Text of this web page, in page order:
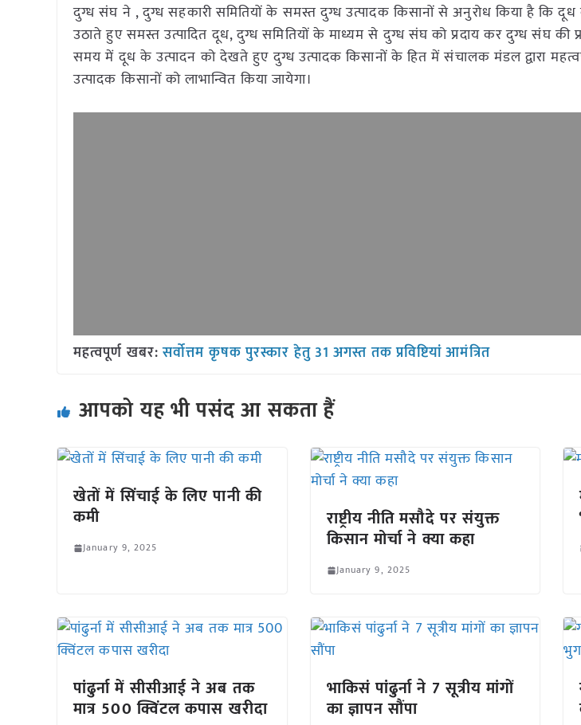
दुग्ध संघ ने , दुग्ध सहकारी समितियों के समस्त दुग्ध उत्पादक किसानों से अनुरोध किया है कि दूध
उठाते हुए समस्त उत्पादित दूध, दुग्ध समितियों के माध्यम से दुग्ध संघ को प्रदाय कर दुग्ध संघ की
समय में दूध के उत्पादन को देखते हुए दुग्ध उत्पादक किसानों के हित में संचालक मंडल द्वारा
उत्पादक किसानों को लाभान्वित किया जायेगा।
महत्वपूर्ण खबर:सर्वोत्तम कृषक पुरस्कार हेतु 31 अगस्त तक प्रविष्टियां आमंत्रित
आपको यह भी पसंद आ सकता हैं
खेतों में सिंचाई के लिए पानी की
कमी
January 9, 2025
राष्ट्रीय नीति मसौदे पर संयुक्त
किसान मोर्चा ने क्या कहा
January 9, 2025
पांढुर्ना में सीसीआई ने अब तक
मात्र 500 क्विंटल कपास खरीदा
भाकिसं पांढुर्ना ने 7 सूत्रीय मांगों
का ज्ञापन सौंपा